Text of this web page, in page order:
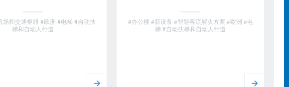
场和交通枢纽 #欧洲 #电梯 #自动扶
梯和自动人行道
#办公楼 #新设备 #智能客流解决方案 #欧洲 #电
梯 #自动扶梯和自动人行道